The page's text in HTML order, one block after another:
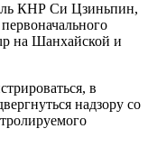
КНР Си Цзиньпин,
на Шанхайской и
в
надзору со